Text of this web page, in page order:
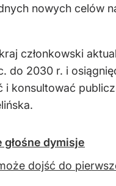
nowych celów
członkowski
do 2030 r. i
konsultować
dymisje
dojść do